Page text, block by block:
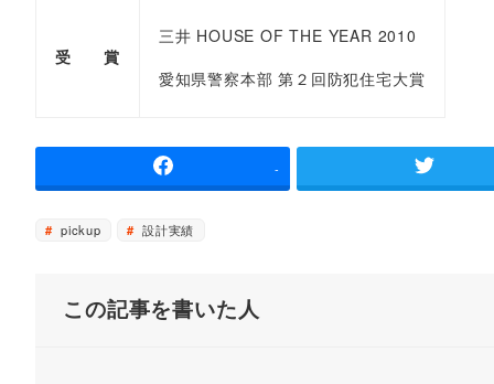
受 賞
三井 HOUSE OF THE YEAR 2010
愛知県警察本部 第２回防犯住宅大賞
-
pickup 設計実績
この記事を書いた人